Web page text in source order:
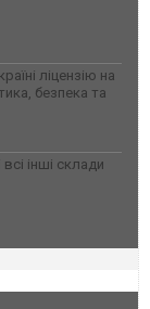
ліцензію на
безпека та
інші склади